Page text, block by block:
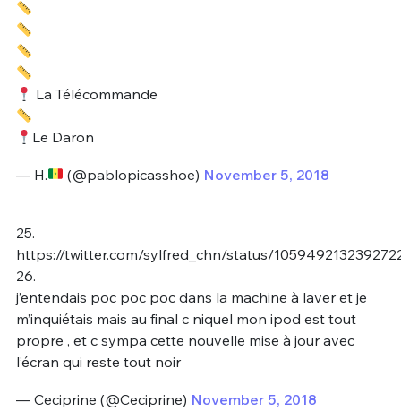
La Télécommande
Le Daron
— H. (@pablopicasshoe) November 5, 2018
25.
https://twitter.com/sylfred_chn/status/
26.
j’entendais poc poc poc dans la machine à laver et je
m’inquiétais mais au final c niquel mon ipod est tout
propre , et c sympa cette nouvelle mise à jour avec
l’écran qui reste tout noir
— Ceciprine (@Ceciprine) November 5, 2018